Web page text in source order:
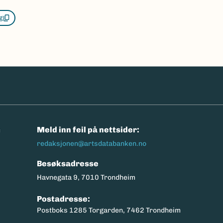
Meld inn feil på nettsider:
redaksjonen@artsdatabanken.no
Besøksadresse
Havnegata 9, 7010 Trondheim
Postadresse:
Postboks 1285 Torgarden, 7462 Trondheim